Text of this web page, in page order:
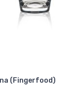
(Fingerfood)